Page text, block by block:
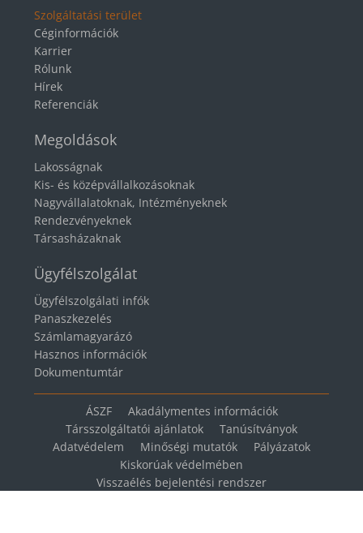
Szolgáltatási terület
Céginformációk
Karrier
Rólunk
Hírek
Referenciák
Megoldások
Lakosságnak
Kis- és középvállalkozásoknak
Nagyvállalatoknak, Intézményeknek
Rendezvényeknek
Társasházaknak
Ügyfélszolgálat
Ügyfélszolgálati infók
Panaszkezelés
Számlamagyarázó
Hasznos információk
Dokumentumtár
ÁSZF
Akadálymentes információk
Társszolgáltatói ajánlatok
Tanúsítványok
Adatvédelem
Minőségi mutatók
Pályázatok
Kiskorúak védelmében
Visszaélés bejelentési rendszer